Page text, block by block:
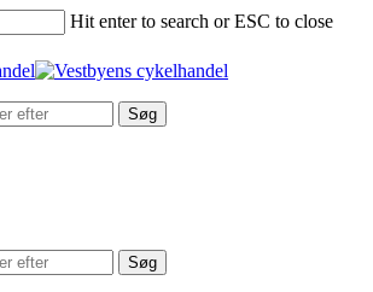
Hit enter to search or ESC to close
Søg
Søg